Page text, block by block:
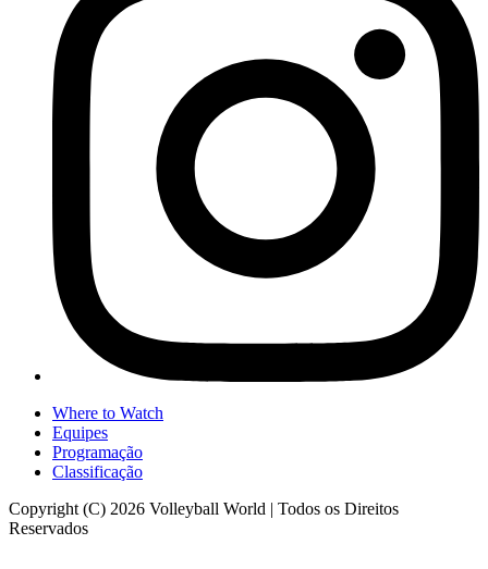
Where to Watch
Equipes
Programação
Classificação
Copyright (C) 2026 Volleyball World | Todos os Direitos
Reservados